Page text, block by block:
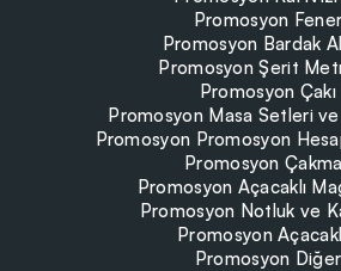
Promosyon Fener
Promosyon Bardak
Promosyon Şerit
Promosyon Çakı
Promosyon Masa Setleri
Promosyon Promosyon
Promosyon
Promosyon Açacaklı
Promosyon Notluk ve
Promosyon
Promosyon Diğer